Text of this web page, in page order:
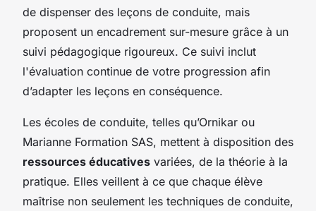
de dispenser des leçons de conduite, mais
proposent un encadrement sur-mesure grâce à un
suivi pédagogique rigoureux. Ce suivi inclut
l'évaluation continue de votre progression afin
d’adapter les leçons en conséquence.
Les écoles de conduite, telles qu’Ornikar ou
Marianne Formation SAS, mettent à disposition des
ressources éducatives variées, de la théorie à la
pratique. Elles veillent à ce que chaque élève
maîtrise non seulement les techniques de conduite,